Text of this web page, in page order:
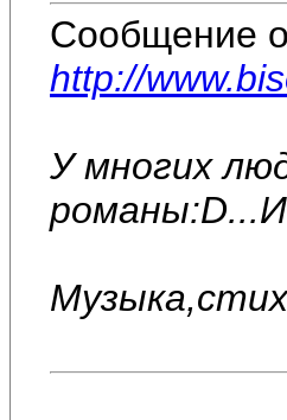
Сообщение
http://
У многих